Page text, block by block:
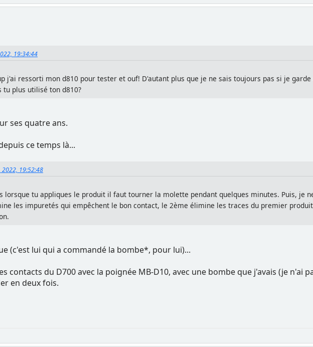
19:34:44
j'ai ressorti mon d810 pour tester et ouf! D'autant plus que je ne sais toujours pas si je garde
tu plus utilisé ton d810?
ses quatre ans.
ce temps là...
2022, 19:52:48
lorsque tu appliques le produit il faut tourner la molette pendant quelques minutes. Puis, je
les impuretés qui empêchent le bon contact, le 2ème élimine les traces du premier
(c'est lui qui a commandé la bombe*, pour lui)...
contacts du D700 avec la poignée MB-D10, avec une bombe que j'avais (je n'ai
en deux fois.